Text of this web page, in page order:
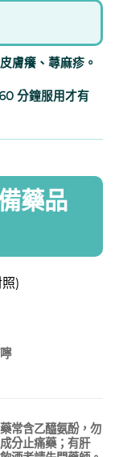
膚癢、蕁麻疹。
分鐘服用才有
藥品
)
常含乙醯氨酚，勿
分止痛藥；有肝